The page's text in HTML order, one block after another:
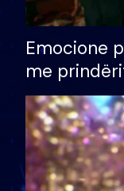
Emocione
me
divorci apo